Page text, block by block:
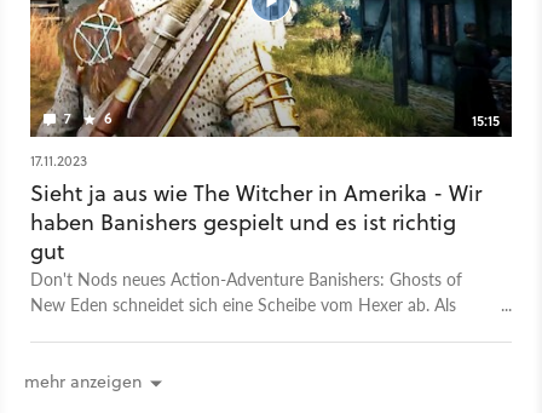
7 6
15:15
17.11.2023
Sieht ja aus wie The Witcher in Amerika - Wir
haben Banishers gespielt und es ist richtig
gut
Don't Nods neues Action-Adventure Banishers: Ghosts of
New Eden schneidet sich eine Scheibe vom Hexer ab. Als
unterwegs und macht gegen klingende Münze Spukgestalten
mehr anzeigen